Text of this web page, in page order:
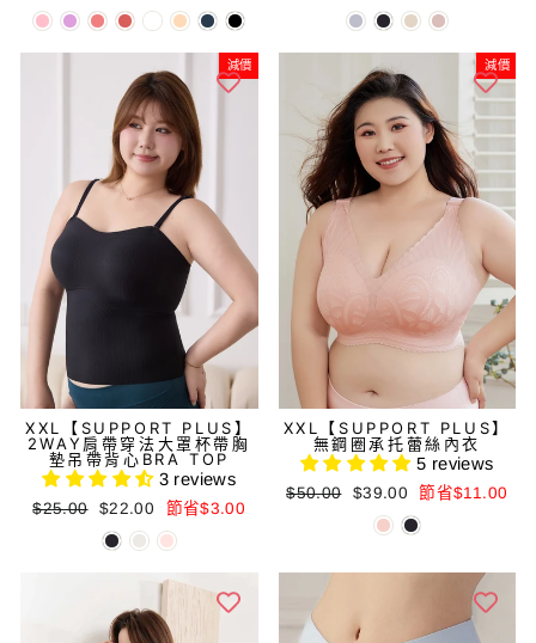
價
價
減價
XXL【SUPPORT PLUS】
2WAY肩帶穿法大罩杯帶胸
墊吊帶背心BRA TOP
3 reviews
正
$25.00
減
價
價
$22.00 節省$3.00
減價
XXL【SUPPORT PLUS】
無鋼圈承托蕾絲內衣
5 reviews
正
$50.00
減
$39.00 節省$11.00